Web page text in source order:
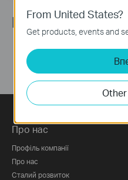
Ми в соцмережах
Про нас
Профіль компанії
Про нас
Сталий розвиток
From United States?
Get products, events and